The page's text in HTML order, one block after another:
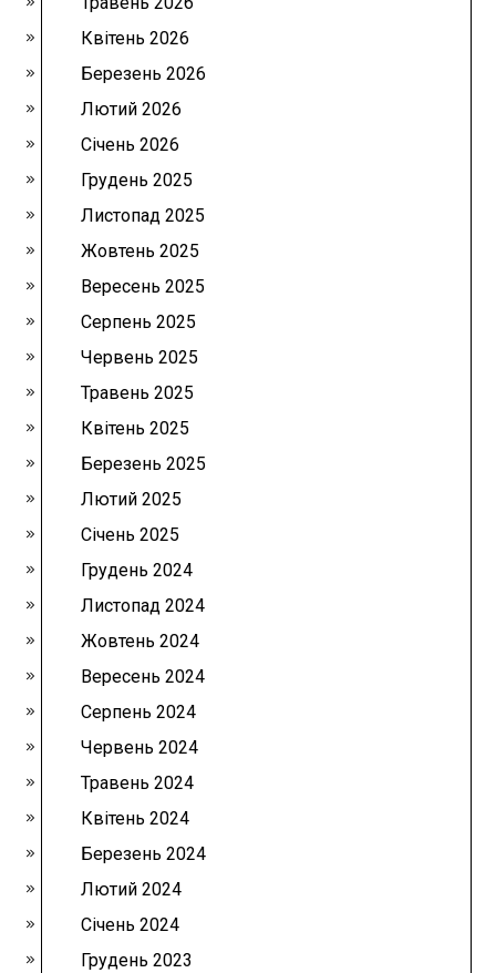
Квітень 2026
Березень 2026
Лютий 2026
Січень 2026
Грудень 2025
Листопад 2025
Жовтень 2025
Вересень 2025
Серпень 2025
Червень 2025
Травень 2025
Квітень 2025
Березень 2025
Лютий 2025
Січень 2025
Грудень 2024
Листопад 2024
Жовтень 2024
Вересень 2024
Серпень 2024
Червень 2024
Травень 2024
Квітень 2024
Березень 2024
Лютий 2024
Січень 2024
Грудень 2023